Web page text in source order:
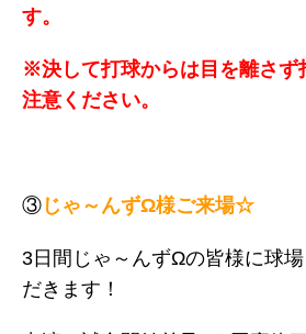
す。
※決して打球からは目を離さず
注意ください。
③ じゃ～んずΩ様ご来場☆
3日間じゃ～んずΩの皆様に球
だきます！